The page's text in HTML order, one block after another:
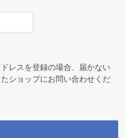
レスを登録の場合、届かない
ショップにお問い合わせくだ